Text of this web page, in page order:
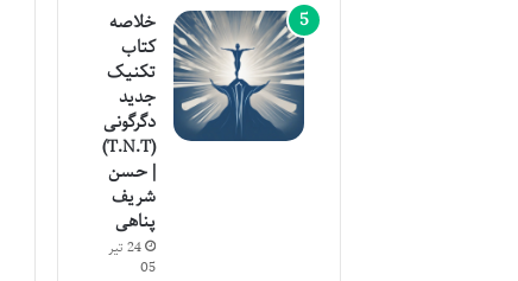
خلاصه
کتاب
تکنیک
جدید
دگرگونی
(T.N.T)
| حسن
شریف
پناهی
24 تیر
05